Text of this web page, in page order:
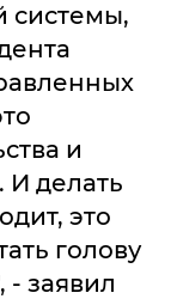
системы,
и
И делать
это
голову
- заявил